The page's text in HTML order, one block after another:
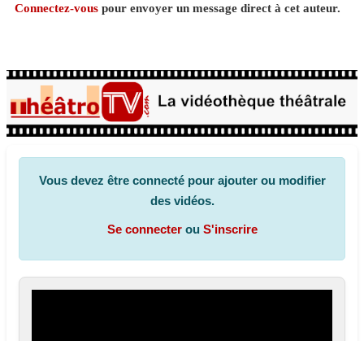
Connectez-vous pour envoyer un message direct à cet auteur.
Vous devez être connecté pour ajouter ou modifier
des vidéos.
Se connecterou S'inscrire